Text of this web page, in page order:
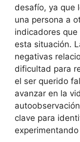
desafío, ya que
una persona a
indicadores
esta situación.
negativas
dificultad para
el ser querido
avanzar en la
clave para